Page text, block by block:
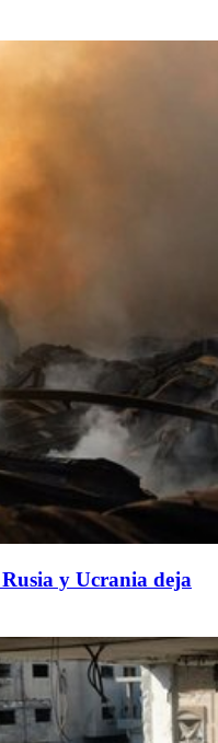
y Ucrania deja